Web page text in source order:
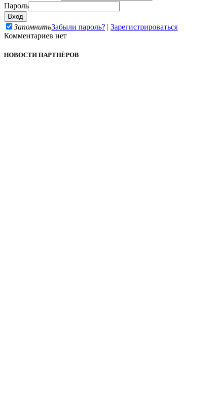
Пароль
ЗапомнитьЗабыли пароль? | Зарегистрироваться
Комментариев нет
НОВОСТИ ПАРТНЁРОВ